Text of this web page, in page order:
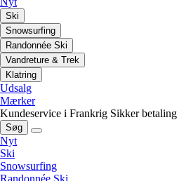
Ski
Snowsurfing
Randonnée Ski
Vandreture & Trek
Klatring
Udsalg
Mærker
Kundeservice i Frankrig Sikker betaling
Søg
Nyt
Ski
Snowsurfing
Randonnée Ski